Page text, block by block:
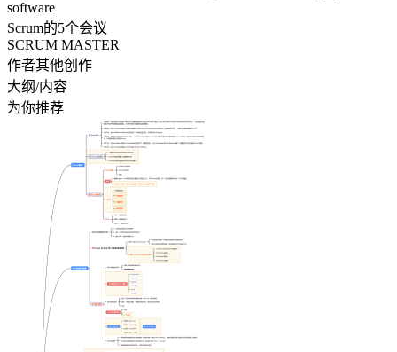
software
Scrum的5个会议
SCRUM MASTER
作者其他创作
大纲/内容
为你推荐